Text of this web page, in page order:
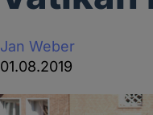
Jan Weber
01.08.2019